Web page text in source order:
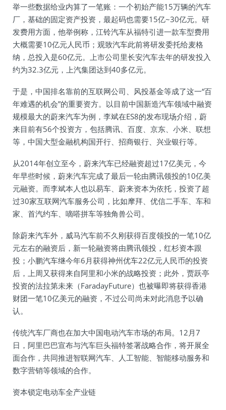
举一些数据给业内算了一笔账：一个初始产能15万辆的汽车
厂，基础的固定资产投资，最起码也需要15亿~30亿元。研
发费用方面，他举例称，江铃汽车从福特引进一款车型费用
大概需要10亿元人民币；观致汽车此前将研发委托给麦格
纳，总投入是60亿元。上市公司里长安汽车去年的研发投入
约为32.3亿元，上汽集团达到40多亿元。
于是，中国排名靠前的互联网公司、风投基金等成了这一“百
年难遇的机会”的重要资方。以目前中国新造汽车领域中融资
规模最大的蔚来汽车为例，李斌在ES8的发布现场介绍，蔚
来目前有56个投资方，包括腾讯、百度、京东、小米、联想
等，中国大型金融机构国开行、招商银行、兴业银行等。
从2014年创立至今，蔚来汽车已经融资超过17亿美元，今
年早些时候，蔚来汽车完成了最后一轮由腾讯领投的10亿美
元融资。而李斌本人也以易车、蔚来资本为依托，投资了超
过30家互联网汽车服务公司，比如摩拜、优信二手车、车和
家、首汽约车、嘀嗒拼车等独角兽公司。
除蔚来汽车外，威马汽车前不久刚获得百度领投的一笔10亿
元左右的融资后，新一轮融资将由腾讯领投，红杉资本跟
投；小鹏汽车继今年6月获得神州优车22亿元人民币的投资
后，上周又获得来自阿里和小米的战略投资；此外，贾跃亭
投资的法拉第未来（FaradayFuture）也被曝即将获得香港
财团一笔10亿美元的融资，不过公司尚未对此消息予以确
认。
传统汽车厂商也在加大中国电动汽车市场的布局。12月7
日，阿里巴巴宣布与汽车巨头福特签署战略合作，将开展全
面合作，共同推进智联网汽车、人工智能、智能移动服务和
数字营销等领域的合作。
资本锁定电动车全产业链